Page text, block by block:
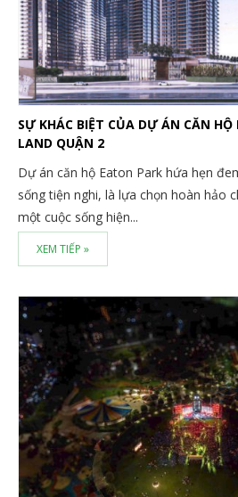
SỰ KHÁC BIỆT CỦA DỰ ÁN CĂN
LAND QUẬN 2
Dự án căn hộ Eaton Park hứa hẹn
sống tiện nghi, là lựa chọn hoàn hảo
một cuộc sống hiện...
XEM TIẾP »